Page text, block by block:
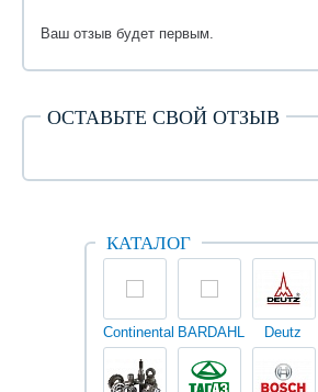
Ваш отзыв будет первым.
ОСТАВЬТЕ СВОЙ ОТЗЫВ
КАТАЛОГ
Continental BARDAHL Deutz